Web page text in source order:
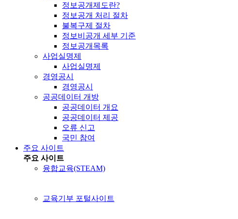
정보공개제도란?
정보공개 처리 절차
불복구제 절차
정보비공개 세부 기준
정보공개목록
사업실명제
사업실명제
경영공시
경영공시
공공데이터 개방
공공데이터 개요
공공데이터 제공
오류 신고
국민 참여
주요 사이트
주요 사이트
융합교육(STEAM)
교육기부 포털사이트